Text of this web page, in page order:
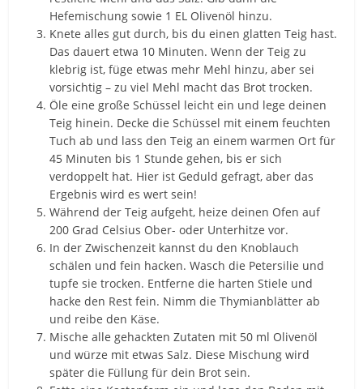
Hefemischung sowie 1 EL Olivenöl hinzu.
Knete alles gut durch, bis du einen glatten Teig hast.
Das dauert etwa 10 Minuten. Wenn der Teig zu
klebrig ist, füge etwas mehr Mehl hinzu, aber sei
vorsichtig – zu viel Mehl macht das Brot trocken.
Öle eine große Schüssel leicht ein und lege deinen
Teig hinein. Decke die Schüssel mit einem feuchten
Tuch ab und lass den Teig an einem warmen Ort für
45 Minuten bis 1 Stunde gehen, bis er sich
verdoppelt hat. Hier ist Geduld gefragt, aber das
Ergebnis wird es wert sein!
Während der Teig aufgeht, heize deinen Ofen auf
200 Grad Celsius Ober- oder Unterhitze vor.
In der Zwischenzeit kannst du den Knoblauch
schälen und fein hacken. Wasch die Petersilie und
tupfe sie trocken. Entferne die harten Stiele und
hacke den Rest fein. Nimm die Thymianblätter ab
und reibe den Käse.
Mische alle gehackten Zutaten mit 50 ml Olivenöl
und würze mit etwas Salz. Diese Mischung wird
später die Füllung für dein Brot sein.